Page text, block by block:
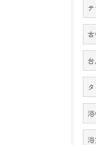
台